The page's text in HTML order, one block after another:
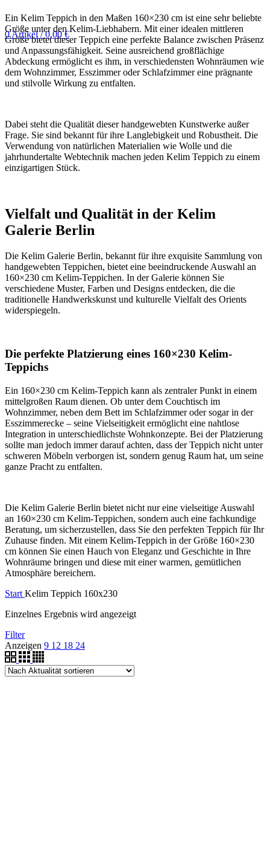
0Artikel / 0,00€
Ein Kelim Teppich in den Maßen 160×230 cm ist eine sehr beliebte
Größe unter den Kelim-Liebhabern. Mit einer idealen mittleren
Größe bietet dieser Teppich eine perfekte Balance zwischen Präsenz
und Anpassungsfähigkeit. Seine ausreichend großflächige
Abdeckung ermöglicht es ihm, in verschiedensten Wohnräumen wie
dem Wohnzimmer, Esszimmer oder Schlafzimmer eine prägnante
und stilvolle Wirkung zu entfalten.
Dabei steht die Qualität dieser handgewebten Kunstwerke außer
Frage. Sie sind bekannt für ihre Langlebigkeit und Robustheit. Die
Verwendung von natürlichen Materialien wie Wolle und die
jahrhundertalte Webtechnik machen jeden Kelim Teppich zu einem
einzigartigen Stück.
Vielfalt und Qualität in der Kelim
Galerie Berlin
Die Kelim Galerie Berlin, bekannt für ihre exquisite Sammlung von
handgewebten Teppichen, bietet eine beeindruckende Auswahl an
160×230 cm Kelim-Teppichen. In der Galerie können Sie
verschiedene Muster, Farben und Designs entdecken, die die
traditionelle Handwerkskunst und kulturelle Vielfalt des Orients
widerspiegeln.
Die perfekte Platzierung eines 160×230 Kelim-
Teppichs
Ein 160×230 cm Kelim-Teppich kann als zentraler Punkt in einem
mittelgroßen Raum dienen. Ob unter dem Couchtisch im
Wohnzimmer, neben dem Bett im Schlafzimmer oder sogar in der
Esszimmerecke – seine Vielseitigkeit ermöglicht eine nahtlose
Integration in unterschiedlichste Wohnkonzepte. Bei der Platzierung
sollte man jedoch immer darauf achten, dass der Teppich nicht unter
schweren Möbeln verborgen ist, sondern genug Raum hat, um seine
ganze Pracht zu entfalten.
Die Kelim Galerie Berlin bietet nicht nur eine vielseitige Auswahl
an 160×230 cm Kelim-Teppichen, sondern auch eine fachkundige
Beratung, um sicherzustellen, dass Sie den perfekten Teppich für Ihr
Zuhause finden. Mit einem Kelim-Teppich in der Größe 160×230
cm können Sie einen Hauch von Eleganz und Geschichte in Ihre
Wohnräume bringen und diese mit einer warmen, gemütlichen
Atmosphäre bereichern.
Start Kelim Teppich 160x230
Einzelnes Ergebnis wird angezeigt
Filter
Anzeigen 9 12 18 24